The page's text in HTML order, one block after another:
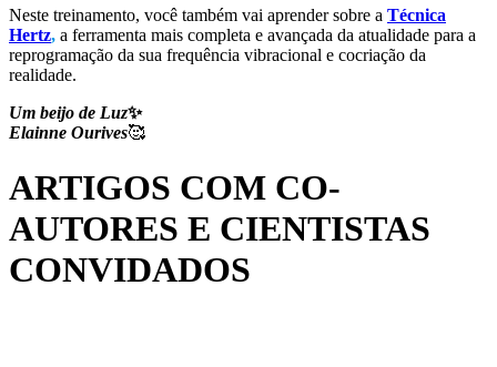
Neste treinamento, você também vai aprender sobre a Técnica
Hertz, a ferramenta mais completa e avançada da atualidade para a
reprogramação da sua frequência vibracional e cocriação da
realidade.
Um beijo de Luz✨
Elainne Ourives🥰
ARTIGOS COM CO-
AUTORES E CIENTISTAS
CONVIDADOS